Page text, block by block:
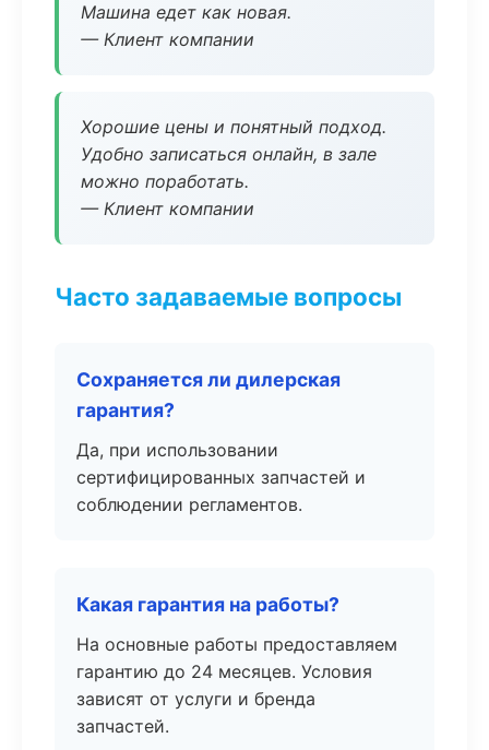
Машина едет как новая.
— Клиент компании
Хорошие цены и понятный подход.
Удобно записаться онлайн, в зале
можно поработать.
— Клиент компании
Часто задаваемые вопросы
Сохраняется ли дилерская
гарантия?
Да, при использовании
сертифицированных запчастей и
соблюдении регламентов.
Какая гарантия на работы?
На основные работы предоставляем
гарантию до 24 месяцев. Условия
зависят от услуги и бренда
запчастей.